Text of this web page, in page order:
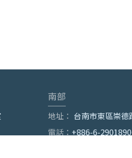
南部
地址： 台南市東區崇
電話： +886-6-2901890